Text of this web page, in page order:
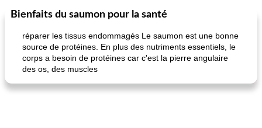
30 min
Marques de confiance: recettes et
Viande et volaille
Bienfaits du saumon pour la santé
réparer les tissus endommagés Le saumon est une bonne
source de protéines. En plus des nutriments essentiels, le
corps a besoin de protéines car c'est la pierre angulaire
des os, des muscles